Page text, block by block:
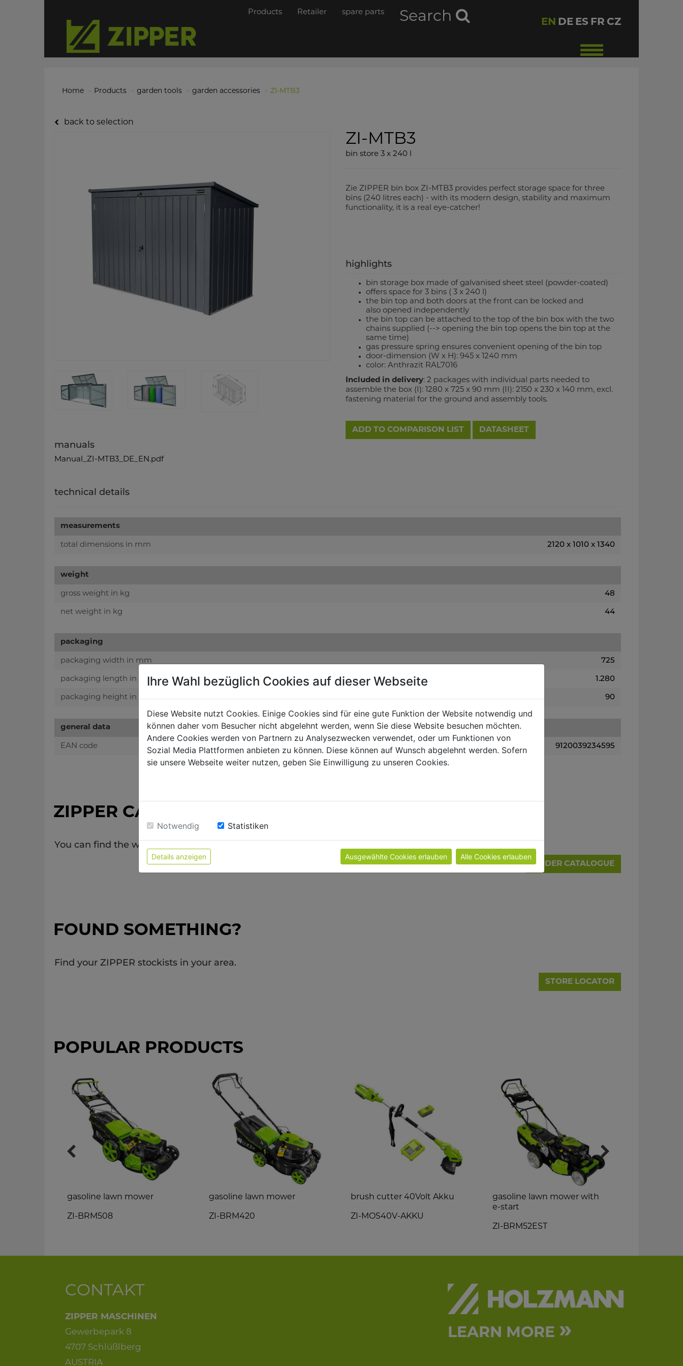
Toggle
navigation
EN DE ES FR CZ
Products Retailer spare parts Search
Home Products garden tools garden accessories ZI-MTB3
back to selection
manuals
Manual_ZI-MTB3_DE_EN.pdf
ZI-MTB3
bin store 3 x 240 l
Zie ZIPPER bin box ZI-MTB3 provides perfect storage space for three
bins (240 litres each) - with its modern design, stability and maximum
functionality, it is a real eye-catcher!
highlights
bin storage box made of galvanised sheet steel (powder-coated)
offers space for 3 bins ( 3 x 240 l)
the bin top and both doors at the front can be locked and
also opened independently
the bin top can be attached to the top of the bin box with the two
chains supplied (--> opening the bin top opens the bin top at the
same time)
gas pressure spring ensures convenient opening of the bin top
door-dimension (W x H): 945 x 1240 mm
color: Anthrazit RAL7016
Included in delivery: 2 packages with individual parts needed to
assemble the box (I): 1280 x 725 x 90 mm (II): 2150 x 230 x 140 mm, excl.
fastening material for the ground and assembly tools.
ADD TO COMPARISON LIST DATASHEET
technical details
measurements
total dimensions in mm 2120 x 1010 x 1340
weight
gross weight in kg 48
net weight in kg 44
packaging
packaging width in mm 725
packaging length in mm 1.280
packaging height in mm 90
general data
EAN code 9120039234595
ZIPPER CATALOGUE
You can find the whole range of our products in the catalogue.
ORDER CATALOGUE
FOUND SOMETHING?
Find your ZIPPER stockists in your area.
STORE LOCATOR
POPULAR PRODUCTS
gasoline lawn mower
ZI-BRM508
gasoline lawn mower
ZI-BRM420
brush cutter 40Volt Akku
ZI-MOS40V-AKKU
gasoline lawn mower with
e-start
ZI-BRM52EST
CONTAKT
ZIPPER MASCHINEN
Gewerbepark 8
4707 Schlüßlberg
AUSTRIA
LEARN MORE »
Ihre Wahl bezüglich Cookies auf dieser Webseite
Diese Website nutzt Cookies. Einige Cookies sind für eine gute Funktion der Website notwendig und
können daher vom Besucher nicht abgelehnt werden, wenn Sie diese Website besuchen möchten.
Andere Cookies werden von Partnern zu Analysezwecken verwendet, oder um Funktionen von
Sozial Media Plattformen anbieten zu können. Diese können auf Wunsch abgelehnt werden. Sofern
sie unsere Webseite weiter nutzen, geben Sie Einwilligung zu unseren Cookies.
Notwendig Statistiken
Details anzeigen Ausgewählte Cookies erlauben Alle Cookies erlauben